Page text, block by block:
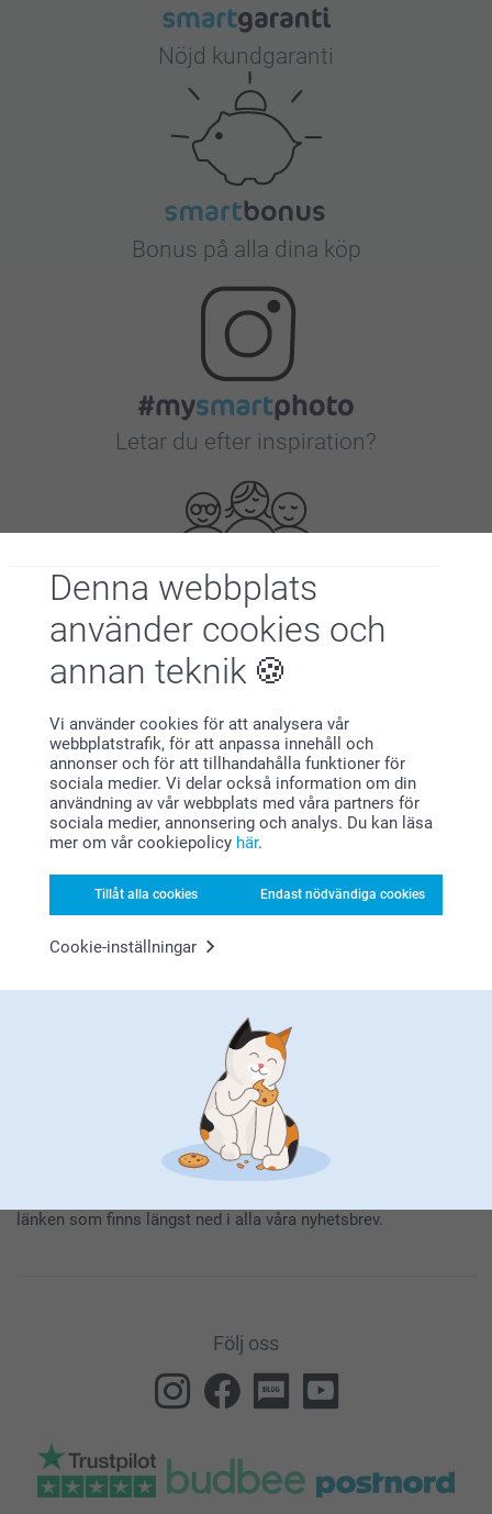
Denna webbplats
använder cookies och
annan teknik
Vi använder cookies för att analysera vår
webbplatstrafik, för att anpassa innehåll och
annonser och för att tillhandahålla funktioner för
sociala medier. Vi delar också information om din
användning av vår webbplats med våra partners för
sociala medier, annonsering och analys. Du kan läsa
mer om vår cookiepolicy här.
Tillåt alla cookies Endast nödvändiga cookies
Cookie-inställningar
Nöjd kundgaranti
Bonus på alla dina köp
Letar du efter inspiration?
Förstklassig kundservice
Registrera dig till vårt nyhetsbrev
Ange din e-postadress här
Registrera dig
Genom att prenumerera på vårt nyhetsbrev får du den senaste
informationen om våra produkter och specialerbjudanden. Det
innebär också att du godkänner vårAllmänna integritetspolicy
länken som finns längst ned i alla våra nyhetsbrev.
Följ oss